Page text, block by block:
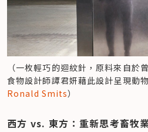
（一枚輕巧的迴紋針，原料來自於
食物設計師譚君妍藉此設計呈現動
Ronald Smits）
西方 vs. 東方：重新思考畜牧